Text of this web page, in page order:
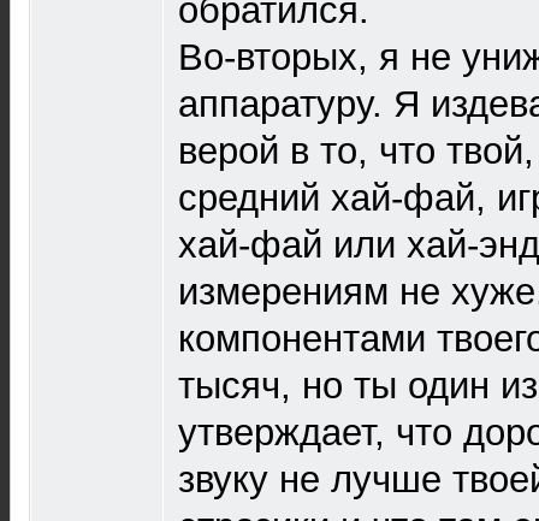
обратился.
Во-вторых, я не
аппаратуру. Я
верой в то, что
средний хай-фай,
хай-фай или хай-
измерениям не
компонентами
тысяч, но ты один
утверждает, что
звуку не лучше